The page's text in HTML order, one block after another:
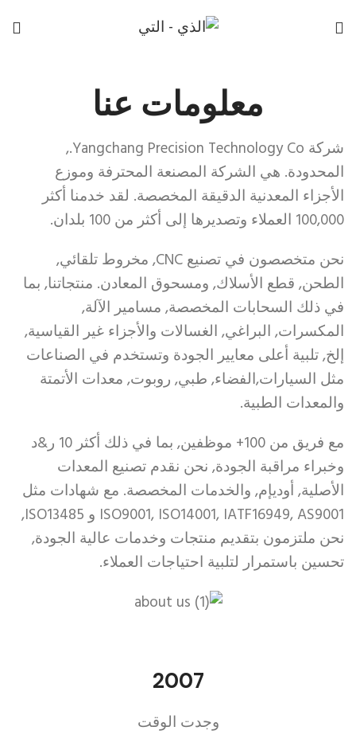
معلومات عنا
شركة Yangchang Precision Technology Co.,
المحدودة. هي الشركة المصنعة المحترفة وموزع
الأجزاء المعدنية الدقيقة المخصصة. لقد خدمنا أكثر
100,000 العملاء وتصديرها إلى أكثر من 100 بلدان.
نحن متخصصون في تصنيع CNC, مخروط تلقائي,
الطحن, قطع الأسلاك, ومسحوق المعادن. منتجاتنا, بما
في ذلك السحابات المخصصة, مسامير الآلة,
المكسرات, البراغي, الغسالات والأجزاء غير القياسية,
إلخ, تلبية أعلى معايير الجودة وتستخدم في الصناعات
مثل السيارات,الفضاء, طبي, روبوت, معدات الأتمتة
والمعدات الطبية.
مع فريق من 100+ موظفين, بما في ذلك أكثر 10 ر&د
وخبراء مراقبة الجودة, نحن نقدم تصنيع المعدات
الأصلية, أوديإم, والخدمات المخصصة. مع شهادات مثل
ISO9001, ISO14001, IATF16949, AS9001 و ISO13485,
نحن ملتزمون بتقديم منتجات وخدمات عالية الجودة,
تحسين باستمرار لتلبية احتياجات العملاء.
2007
وجدت الوقت